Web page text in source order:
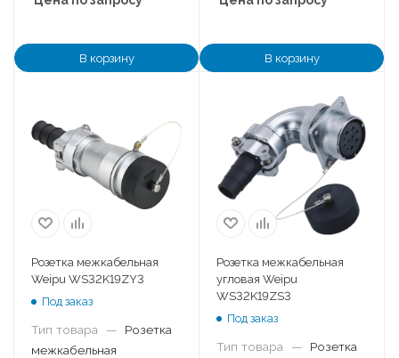
В корзину В корзину
Розетка межкабельная
Weipu WS32K19ZY3
Под заказ
Тип товара —
Розетка
межкабельная
Розетка межкабельная
угловая Weipu
WS32K19ZS3
Под заказ
Тип товара —
Розетка